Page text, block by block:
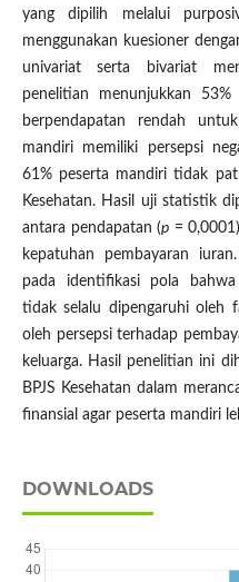
yang dipilih melalui
menggunakan kuesioner
univariat serta bivariat
penelitian menunjukkan 53%
berpendapatan rendah
mandiri memiliki persepsi
61% peserta mandiri tidak
Kesehatan. Hasil uji statistik
antara pendapatan (p =
kepatuhan pembayaran
pada identifikasi pola
tidak selalu dipengaruhi oleh
oleh persepsi terhadap
keluarga. Hasil penelitian ini
BPJS Kesehatan dalam
finansial agar peserta mandiri
DOWNLOADS